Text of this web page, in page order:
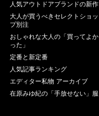
人気アウトドアブランドの新作
大人が買うべきセレクトショッ
プ別注
おしゃれな大人の「買ってよか
った」
定番と新定番
人気記事ランキング
エディター私物 アーカイブ
在原みゆ紀の「手放せない」服